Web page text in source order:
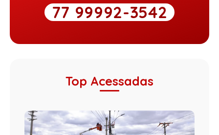
77 99992-3542
Top Acessadas